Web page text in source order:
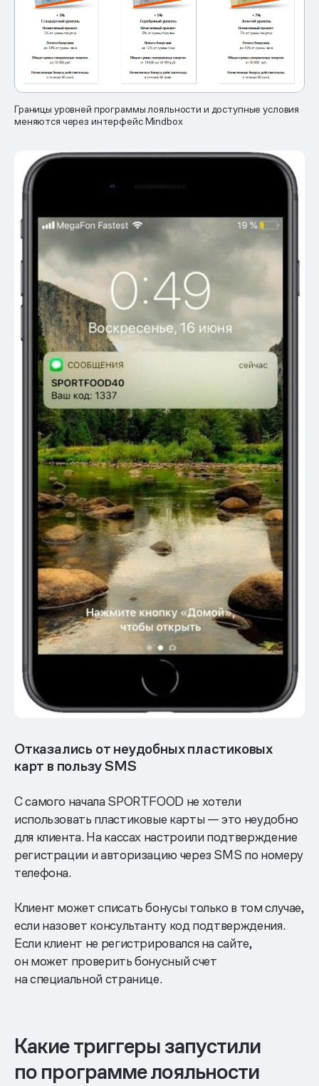
Границы уровней программы лояльности и доступные условия
меняются через интерфейс Mindbox
Отказались от неудобных пластиковых
карт в пользу SMS
С самого начала SPORTFOOD не хотели
использовать пластиковые карты — это неудобно
для клиента. На кассах настроили подтверждение
регистрации и авторизацию через SMS по номеру
телефона.
Клиент может списать бонусы только в том случае,
если назовет консультанту код подтверждения.
Если клиент не регистрировался на сайте,
он может проверить бонусный счет
на специальной странице.
Какие триггеры запустили
по программе лояльности